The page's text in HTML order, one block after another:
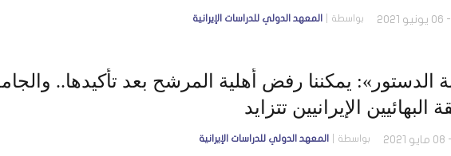
بواسطة المعهد الدولي للدراسات الإيرانية
الدستور»: يمكننا رفض أهلية المرشح بعد تأكيدها..
البهائيين الإيرانيين تتزايد
بواسطة المعهد الدولي للدراسات الإيرانية